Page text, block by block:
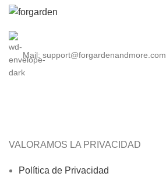
Mail: support@forgardenandmore.com
VALORAMOS LA PRIVACIDAD
Política de Privacidad